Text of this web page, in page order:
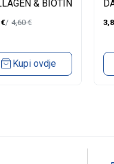
& BIOTIN
ZA
€ 4,60€
Kupi ovdje